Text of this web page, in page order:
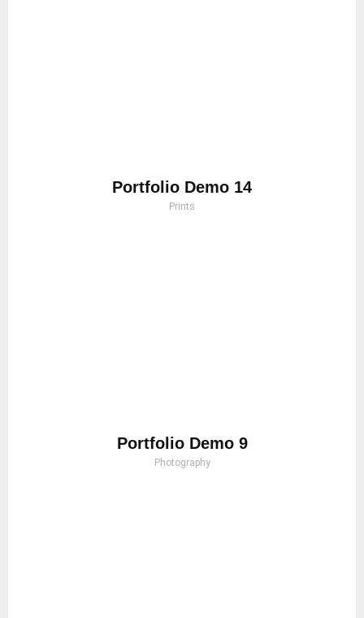
Portfolio Demo 14
Prints
Portfolio Demo 9
Photography